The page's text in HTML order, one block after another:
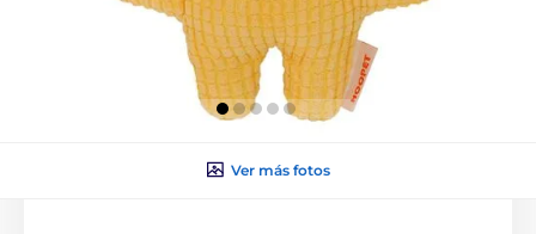
Ver más fotos